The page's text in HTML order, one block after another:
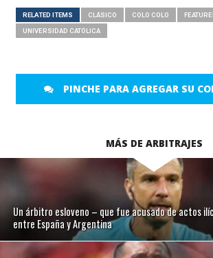
RELATED ITEMS CLÁSICO COLO COLO
UNIVERSIDAD CATÓLICA
PINCHE PARA AGREGAR SU
MÁS DE ARBITRAJES
Un árbitro esloveno – que fue acusado de actos
entre España y Argentina